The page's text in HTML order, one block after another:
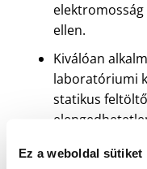
Ez a weboldal sütiket
ellen.
Kiválóan
laboratóriumi
statikus
szobákban.